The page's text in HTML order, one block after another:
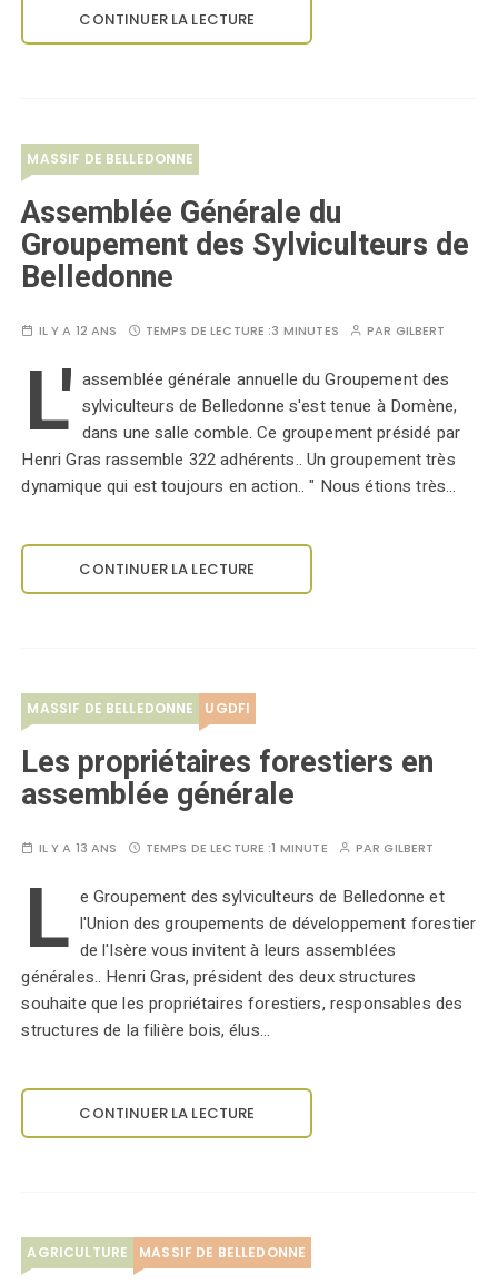
CONTINUER LA LECTURE
MASSIF DE BELLEDONNE
Assemblée Générale du
Groupement des Sylviculteurs de
Belledonne
IL Y A 12 ANS TEMPS DE LECTURE :3 MINUTES PAR GILBERT
L' assemblée générale annuelle du Groupement des
sylviculteurs de Belledonne s'est tenue à Domène,
dans une salle comble. Ce groupement présidé par
Henri Gras rassemble 322 adhérents.. Un groupement très
dynamique qui est toujours en action.. " Nous étions très…
CONTINUER LA LECTURE
MASSIF DE BELLEDONNE UGDFI
Les propriétaires forestiers en
assemblée générale
IL Y A 13 ANS TEMPS DE LECTURE :1 MINUTE PARGILBERT
L e Groupement des sylviculteurs de Belledonne et
l'Union des groupements de développement forestier
de l'Isère vous invitent à leurs assemblées
générales.. Henri Gras, président des deux structures
souhaite que les propriétaires forestiers, responsables des
structures de la filière bois, élus…
CONTINUER LA LECTURE
AGRICULTURE MASSIF DE BELLEDONNE